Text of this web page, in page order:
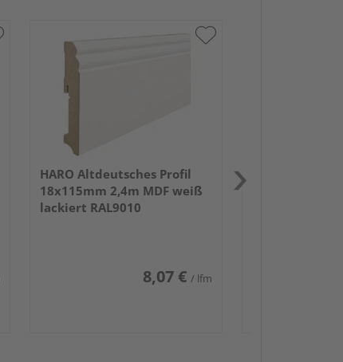
HARO Altdeutsches Profil
18x115mm 2,4m MDF weiß
lackiert RAL9010
8,07 € / lfm